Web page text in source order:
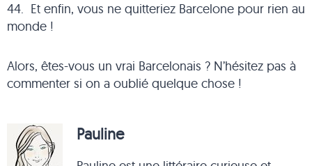
44. Et enfin, vous ne quitteriez Barcelone pour rien au
monde !
Alors, êtes-vous un vrai Barcelonais ? N’hésitez pas à
commenter si on a oublié quelque chose !
Pauline